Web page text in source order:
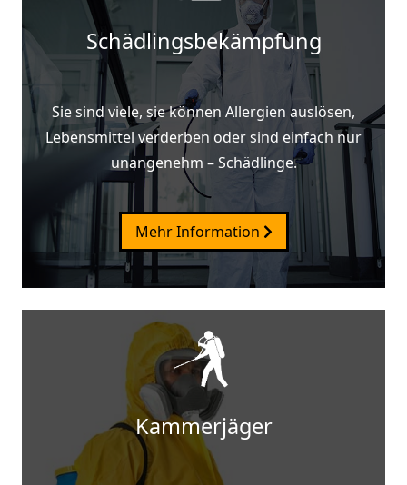
Schädlingsbekämpfung
Sie sind viele, sie können Allergien auslösen,
Lebensmittel verderben oder sind einfach nur
unangenehm – Schädlinge.
Mehr Information
Kammerjäger